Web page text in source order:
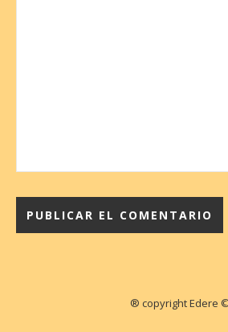
® copyright Edere